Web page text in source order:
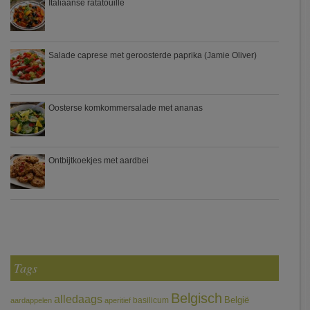
Italiaanse ratatouille
Salade caprese met geroosterde paprika (Jamie Oliver)
Oosterse komkommersalade met ananas
Ontbijtkoekjes met aardbei
Tags
aardappelen alledaags aperitief basilicum Belgisch België